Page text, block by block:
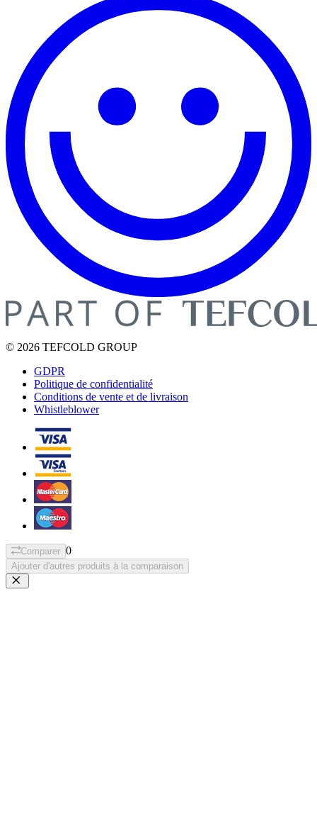
© 2026 TEFCOLD GROUP
GDPR
Politique de confidentialité
Conditions de vente et de livraison
Whistleblower
Comparer 0
Ajouter d'autres produits à la comparaison